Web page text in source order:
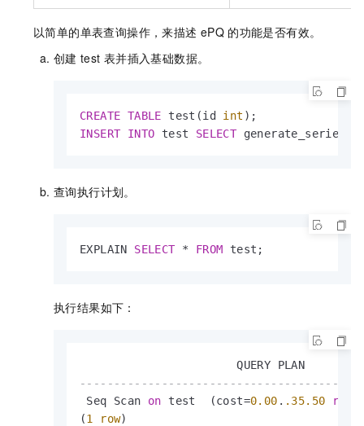
以简单的单表查询操作，来描述 ePQ 的功能是否有效。
创建 test 表并插入基础数据。
CREATE TABLE test(id int
INSERT INTO test SELECT generate_series(
查询执行计划。
EXPLAIN SELECT * FROM test;
执行结果如下：
Seq Scan on test  (cost=0.00 . .35.50 rows
(1 row)